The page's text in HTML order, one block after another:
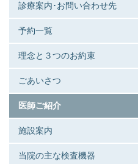
診療案内･お問い合わせ先
予約一覧
理念と３つのお約束
ごあいさつ
医師ご紹介
施設案内
当院の主な検査機器